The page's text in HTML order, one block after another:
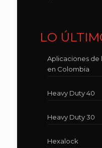
LO
Aplicaciones de
en Colombia
Heavy Duty 40
Heavy Duty 30
Hexalock